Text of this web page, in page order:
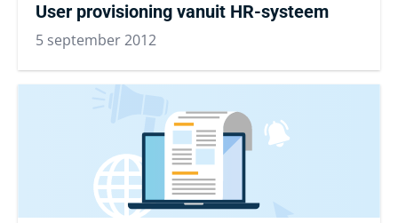
User provisioning vanuit HR-systeem
5 september 2012